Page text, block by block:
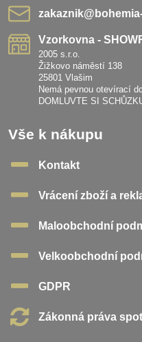
Vzorkovna -
2005 s.r.o.
Žižkovo náměstí 138
25801 Vlašim
Nemá pevnou otevírací
DOMLUVTE SI
Vše k nákupu
Kontakt
Vrácení zboží a
Maloobchodní
Velkoobchodní
GDPR
Zákonná práva